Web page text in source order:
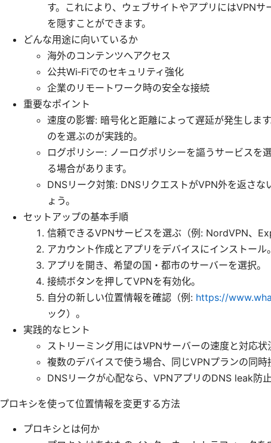
す。これにより、ウェブサイトやアプリにはVPN
を隠すことができます。
どんな用途に向いているか
海外のコンテンツへアクセス
公共Wi‑Fiでのセキュリティ強化
企業のリモートワーク時の安全な接続
重要なポイント
速度の影響: 暗号化と距離によって遅延が発生しま
のを選ぶのが実践的。
ログポリシー: ノーログポリシーを謳うサービスを
る場合があります。
DNSリーク対策: DNSリクエストがVPN外を返さ
ょう。
セットアップの基本手順
信頼できるVPNサービスを選ぶ（例: NordVPN、
アカウント作成とアプリをデバイスにインストール。
アプリを開き、希望の国・都市のサーバーを選択。
接続ボタンを押してVPNを有効化。
自分の新しい位置情報を確認（例: https://
ック）。
実践的なヒント
ストリーミング用にはVPNサーバーの速度と対応状
複数のデバイスで使う場合、同じVPNプランの同時
DNSリークが心配なら、VPNアプリのDNS leak防止
プロキシを使って位置情報を変更する方法
プロキシとは何か